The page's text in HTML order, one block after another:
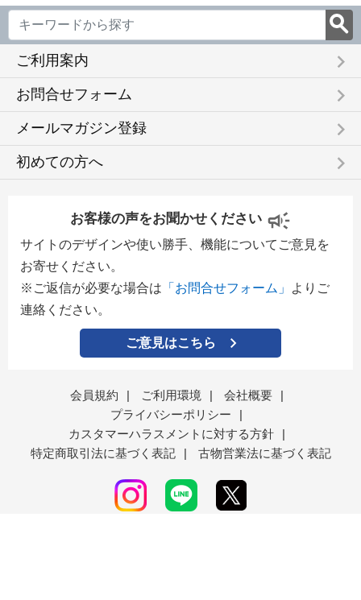
ご利用案内 keyboard_arrow_right
お問合せフォーム keyboard_arrow_right
メールマガジン登録 keyboard_arrow_right
初めての方へ keyboard_arrow_right
お客様の声をお聞かせください
サイトのデザインや使い勝手、機能についてご意見を
お寄せください。
※ご返信が必要な場合は 「お問合せフォーム」
よりご
連絡ください。
ご意見はこちら
会員規約 | ご利用環境 | 会社概要
|
プライバシーポリシー
|
カスタマーハラスメントに対する方針
|
特定商取引法に基づく表記
| 古物営業法に基づく表記